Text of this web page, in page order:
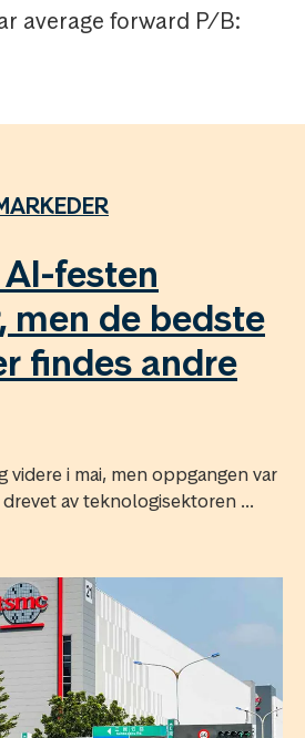
average forward P/B:
festen
de bedste
findes andre
videre i mai, men oppgangen var
av teknologisektoren ...